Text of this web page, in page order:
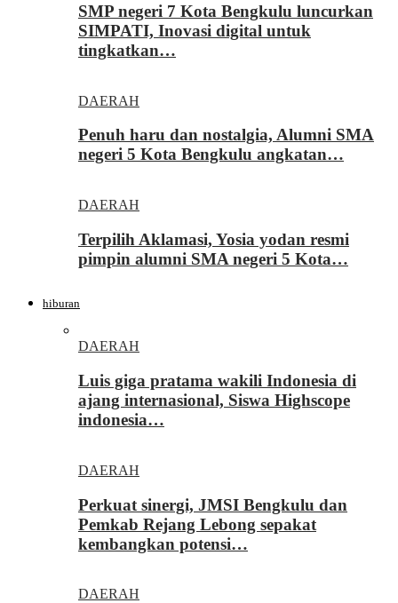
SMP negeri 7 Kota Bengkulu luncurkan
SIMPATI, Inovasi digital untuk
tingkatkan…
DAERAH
Penuh haru dan nostalgia, Alumni SMA
negeri 5 Kota Bengkulu angkatan…
DAERAH
Terpilih Aklamasi, Yosia yodan resmi
pimpin alumni SMA negeri 5 Kota…
hiburan
DAERAH
Luis giga pratama wakili Indonesia di
ajang internasional, Siswa Highscope
indonesia…
DAERAH
Perkuat sinergi, JMSI Bengkulu dan
Pemkab Rejang Lebong sepakat
kembangkan potensi…
DAERAH